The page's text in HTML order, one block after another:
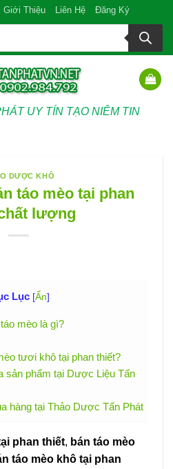
Giới Thiệu Liên Hệ Đăng Ký
UY TÍN TẠO NIÊM TIN
DƯỢC KHÔ
táo mèo tại phan
lượng
Lục [Ẩn]
mèo là gì?
tươi khô tại phan thiết?
sản phẩm tại Dược Liệu Tấn
hàng tại Thảo Dược Tấn Phát
phan thiết, bán táo mèo
táo mèo khô tại phan